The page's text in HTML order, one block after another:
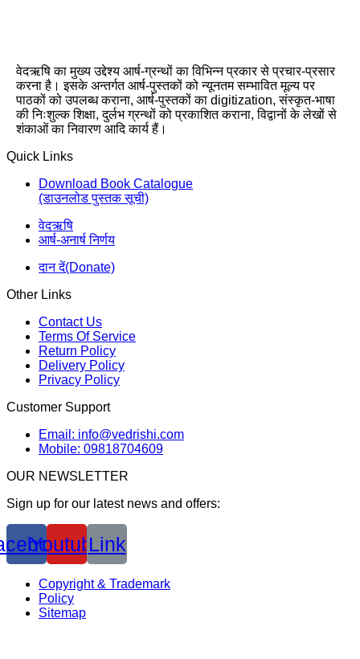
वेदऋषि का मुख्य उद्देश्य आर्ष-ग्रन्थों का विभिन्न प्रकार से प्रचार-प्रसार
करना है। इसके अन्तर्गत आर्ष-पुस्तकों को न्यूनतम सम्भावित मूल्य पर
पाठकों को उपलब्ध कराना, आर्ष-पुस्तकों का digitization, संस्कृत-भाषा
की निःशुल्क शिक्षा, दुर्लभ ग्रन्थों को प्रकाशित कराना, विद्वानों के लेखों से
शंकाओं का निवारण आदि कार्य हैं।
Quick Links
Download Book Catalogue
(डाउनलोड पुस्तक सूची)
वेदऋषि
आर्ष-अनार्ष निर्णय
दान दें(Donate)
Other Links
Contact Us
Terms Of Service
Return Policy
Delivery Policy
Privacy Policy
Customer Support
Email: info@vedrishi.com
Mobile: 09818704609
OUR NEWSLETTER
Sign up for our latest news and offers:
YoutubeLink
Copyright & Trademark
Policy
Sitemap